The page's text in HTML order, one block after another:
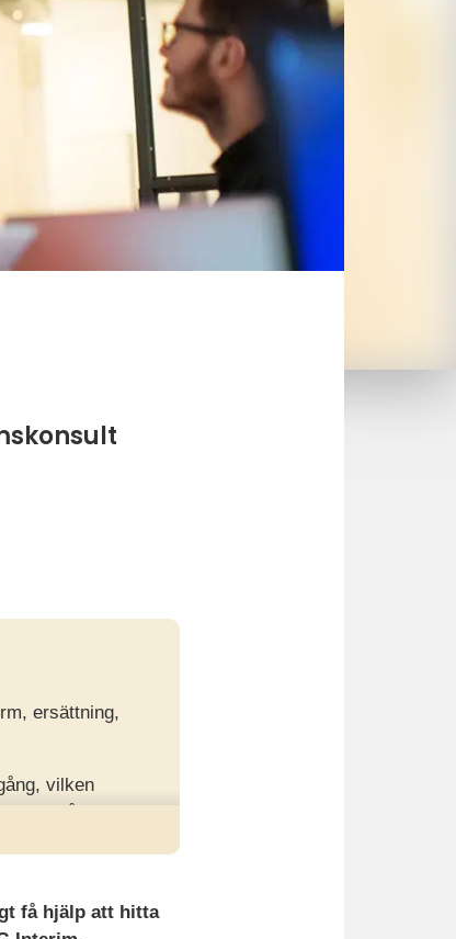
ersättning,
vilken
kan få ditt
få hjälp att hitta